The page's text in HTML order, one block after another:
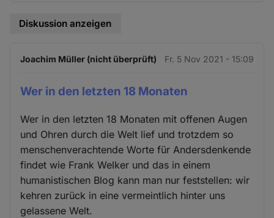
Diskussion anzeigen
Joachim Müller (nicht überprüft) Fr. 5 Nov 2021 - 15:09
Wer in den letzten 18 Monaten
Wer in den letzten 18 Monaten mit offenen Augen
und Ohren durch die Welt lief und trotzdem so
menschenverachtende Worte für Andersdenkende
findet wie Frank Welker und das in einem
humanistischen Blog kann man nur feststellen: wir
kehren zurück in eine vermeintlich hinter uns
gelassene Welt.